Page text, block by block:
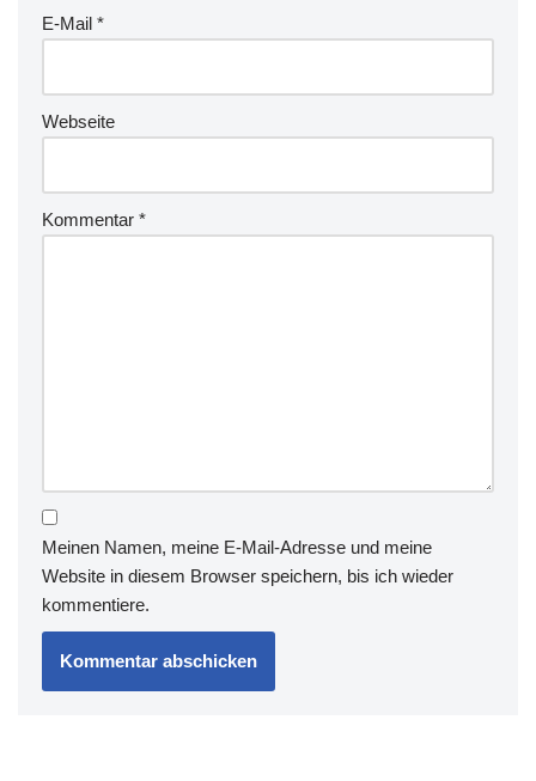
E-Mail *
Webseite
Kommentar *
Meinen Namen, meine E-Mail-Adresse und meine
Website in diesem Browser speichern, bis ich wieder
kommentiere.